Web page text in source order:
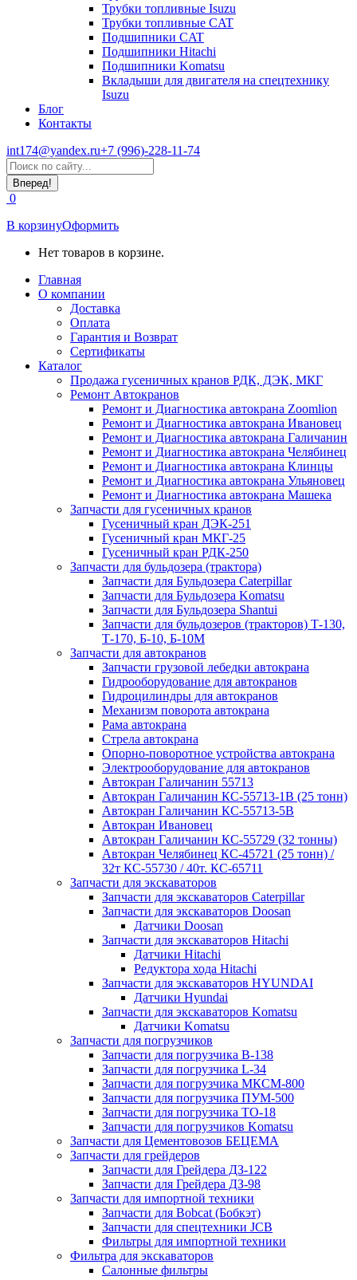
Трубки топливные Isuzu
Трубки топливные CAT
Подшипники CAT
Подшипники Hitachi
Подшипники Komatsu
Вкладыши для двигателя на спецтехнику
Isuzu
Блог
Контакты
int174@yandex.ru+7 (996)-228-11-74
Страница
WhatsApp
открывается
в
новом
окне
Поиск:
0
В корзинуОформить
Нет товаров в корзине.
Главная
О компании
Доставка
Оплата
Гарантия и Возврат
Сертификаты
Каталог
Продажа гусеничных кранов РДК, ДЭК, МКГ
Ремонт Автокранов
Ремонт и Диагностика автокрана Zoomlion
Ремонт и Диагностика автокрана Ивановец
Ремонт и Диагностика автокрана Галичанин
Ремонт и Диагностика автокрана Челябинец
Ремонт и Диагностика автокрана Клинцы
Ремонт и Диагностика автокрана Ульяновец
Ремонт и Диагностика автокрана Машека
Запчасти для гусеничных кранов
Гусеничный кран ДЭК-251
Гусеничный кран МКГ-25
Гусеничный кран РДК-250
Запчасти для бульдозера (трактора)
Запчасти для Бульдозера Caterpillar
Запчасти для Бульдозера Komatsu
Запчасти для Бульдозера Shantui
Запчасти для бульдозеров (тракторов) Т-130,
Т-170, Б-10, Б-10М
Запчасти для автокранов
Запчасти грузовой лебедки автокрана
Гидрооборудование для автокранов
Гидроцилиндры для автокранов
Механизм поворота автокрана
Рама автокрана
Стрела автокрана
Опорно-поворотное устройства автокрана
Электрооборудование для автокранов
Автокран Галичанин 55713
Автокран Галичанин КС-55713-1В (25 тонн)
Автокран Галичанин КС-55713-5В
Автокран Ивановец
Автокран Галичанин КС-55729 (32 тонны)
Автокран Челябинец КС-45721 (25 тонн) /
32т КС-55730 / 40т. КС-65711
Запчасти для экскаваторов
Запчасти для экскаваторов Caterpillar
Запчасти для экскаваторов Doosan
Датчики Doosan
Запчасти для экскаваторов Hitachi
Датчики Hitachi
Редуктора хода Hitachi
Запчасти для экскаваторов HYUNDAI
Датчики Hyundai
Запчасти для экскаваторов Komatsu
Датчики Komatsu
Запчасти для погрузчиков
Запчасти для погрузчика B-138
Запчасти для погрузчика L-34
Запчасти для погрузчика МКСМ-800
Запчасти для погрузчика ПУМ-500
Запчасти для погрузчика ТО-18
Запчасти для погрузчиков Komatsu
Запчасти для Цементовозов БЕЦЕМА
Запчасти для грейдеров
Запчасти для Грейдера ДЗ-122
Запчасти для Грейдера ДЗ-98
Запчасти для импортной техники
Запчасти для Bobcat (Бобкэт)
Запчасти для спецтехники JCB
Фильтры для импортной техники
Фильтра для экскаваторов
Салонные фильтры